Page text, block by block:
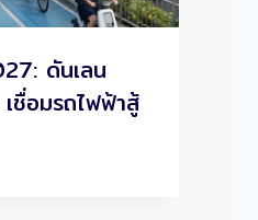
ดันเลน
ชื่อมรถไฟฟ้าสู้